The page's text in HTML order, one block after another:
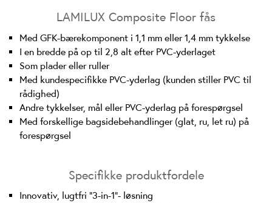
LAMILUX Composite Floor fås
Med GFK-bærekomponent i 1,1 mm eller 1,4 mm tykkelse
I en bredde på op til 2,8 alt efter PVC-yderlaget
Som plader eller ruller
Med kundespecifikke PVC-yderlag (kunden stiller PVC til
rådighed)
Andre tykkelser, mål eller PVC-yderlag på forespørgsel
Med forskellige bagsidebehandlinger (glat, ru, let ru) på
forespørgsel
Specifikke produktfordele
Innovativ, lugtfri "3-in-1"- løsning